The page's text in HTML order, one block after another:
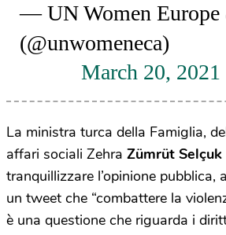
— UN Women Europe
(@unwomeneca)
March 20, 2021
La ministra turca della Famiglia,
affari sociali Zehra Zümrüt Selçuk
tranquillizzare l’opinione pubblica,
un tweet che “combattere la
è una questione che riguarda i